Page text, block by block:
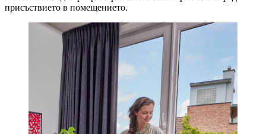
присъствието в помещението.